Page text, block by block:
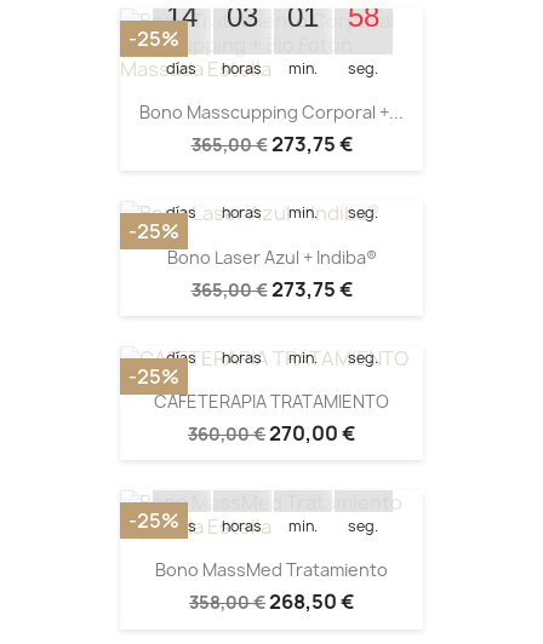
14
días
03
horas
01
min.
57
seg.
Bono Masscupping Corporal +...
365,00 €273,75 €
-25%
Quedan:
14
días
03
horas
05
min.
44
seg.
Bono Laser Azul + Indiba®
365,00 €273,75 €
-25%
Quedan:
14
días
02
horas
27
min.
39
seg.
CAFETERAPIA TRATAMIENTO
360,00 €270,00 €
-25%
Quedan:
días horas min. seg.
Bono MassMed Tratamiento
358,00 €268,50 €
-25%
Quedan:
14 03 43 13